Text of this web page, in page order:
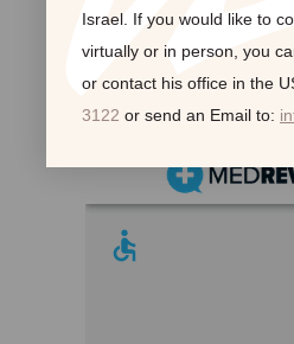
Israel. If you would like to
virtually or in person, you
or contact his office in the
3122 or send an Email to: